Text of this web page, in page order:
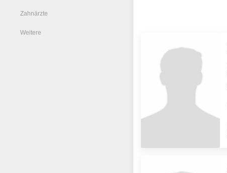
Zahnärzte
Weitere